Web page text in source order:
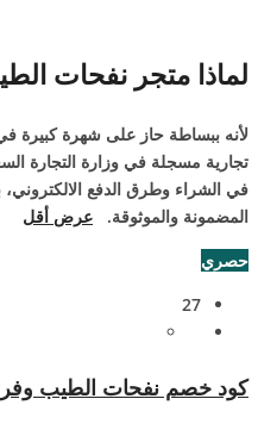
لماذا متجر نفحات
لأنه ببساطة حاز على شهرة كبيرة
تجارية مسجلة في وزارة التجارة
في الشراء وطرق الدفع
المضمونة والموثوقة. عرض أقل
حصري
27
كود خصم نفحات الطيب وفر 5% | السعودية